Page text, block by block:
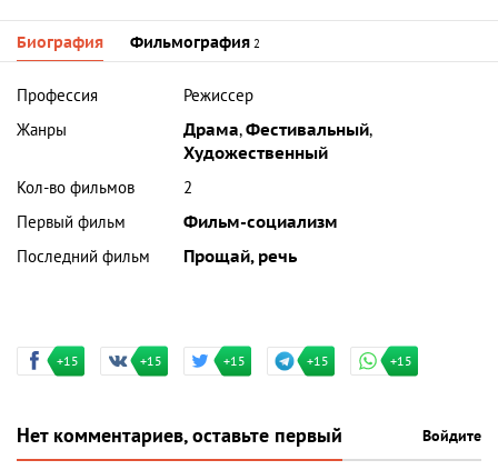
Биография Фильмография 2
Профессия
Режиссер
Жанры
Драма,Фестивальный,
Художественный
Кол-во фильмов
2
Первый фильм
Фильм-социализм
Последний фильм
Прощай, речь
+15 +15 +15 +15 +15
Нет комментариев, оставьте первый Войдите